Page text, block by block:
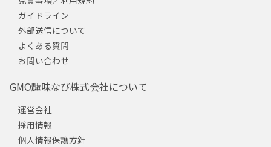
ガイドライン
外部送信について
よくある質問
お問い合わせ
GMO趣味なび株式会社について
運営会社
採用情報
個人情報保護方針